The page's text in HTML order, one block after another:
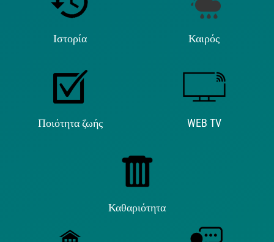
Ιστορία Καιρός
Ποιότητα ζωής WEB TV
Καθαριότητα